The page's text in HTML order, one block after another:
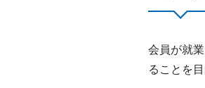
会員が就
ることを